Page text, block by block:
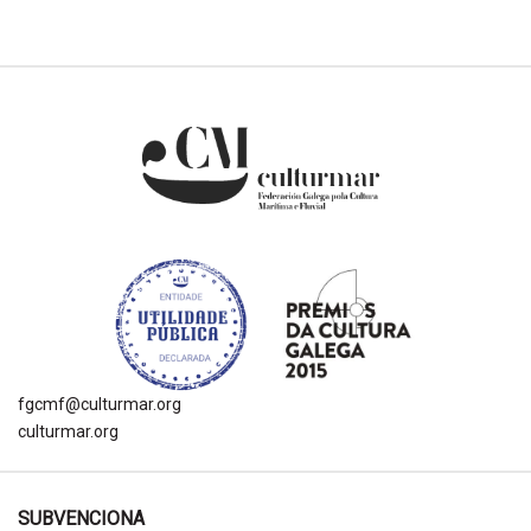
fgcmf@culturmar.org
culturmar.org
SUBVENCIONA